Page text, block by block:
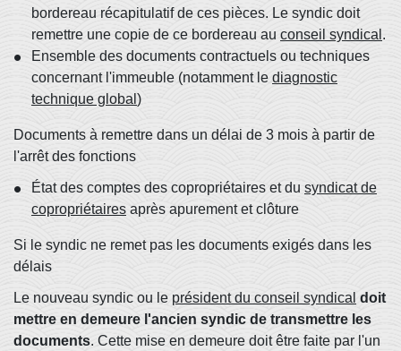
bordereau récapitulatif de ces pièces. Le syndic doit
remettre une copie de ce bordereau au conseil syndical .
Ensemble des documents contractuels ou techniques
concernant l'immeuble (notamment le diagnostic
technique global )
Documents à remettre dans un délai de 3 mois à partir de
l'arrêt des fonctions
État des comptes des copropriétaires et du syndicat de
copropriétaires après apurement et clôture
Si le syndic ne remet pas les documents exigés dans les
délais
Le nouveau syndic ou le président du conseil syndical doit
mettre en demeure l'ancien syndic de transmettre les
documents. Cette mise en demeure doit être faite par l'un